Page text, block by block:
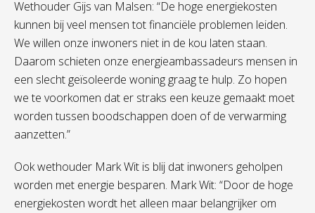
Wethouder Gijs van Malsen: “De hoge energiekosten
kunnen bij veel mensen tot financiële problemen leiden.
We willen onze inwoners niet in de kou laten staan.
Daarom schieten onze energieambassadeurs mensen in
een slecht geïsoleerde woning graag te hulp. Zo hopen
we te voorkomen dat er straks een keuze gemaakt moet
worden tussen boodschappen doen of de verwarming
aanzetten.”
Ook wethouder Mark Wit is blij dat inwoners geholpen
worden met energie besparen. Mark Wit: “Door de hoge
energiekosten wordt het alleen maar belangrijker om